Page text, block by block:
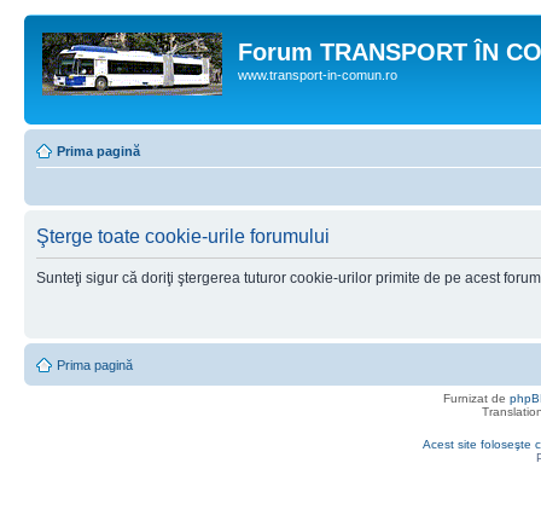
Forum TRANSPORT ÎN
www.transport-in-comun.ro
Prima pagină
Şterge toate cookie-urile forumului
Sunteţi sigur că doriţi ştergerea tuturor cookie-urilor primite de pe acest
Prima pagină
Furnizat de
Acest site foloseşte